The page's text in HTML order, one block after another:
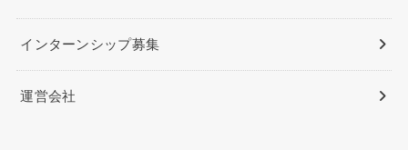
インターンシップ募集
運営会社